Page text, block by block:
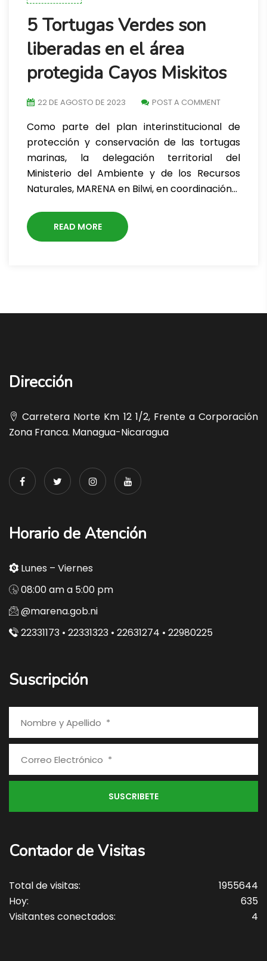
5 Tortugas Verdes son
liberadas en el área
protegida Cayos Miskitos
22 DE AGOSTO DE 2023 POST A COMMENT
Como parte del plan interinstitucional de
protección y conservación de las tortugas
marinas, la delegación territorial del
Ministerio del Ambiente y de los Recursos
Naturales, MARENA en Bilwi, en coordinación…
READ MORE
Dirección
Carretera Norte Km 12 1/2, Frente a Corporación
Zona Franca. Managua-Nicaragua
Horario de Atención
Lunes – Viernes
08:00 am a 5:00 pm
@marena.gob.ni
22331173 • 22331323 • 22631274 • 22980225
Suscripción
Contador de Visitas
1955644
Total de visitas:
635
Hoy:
4
Visitantes conectados: